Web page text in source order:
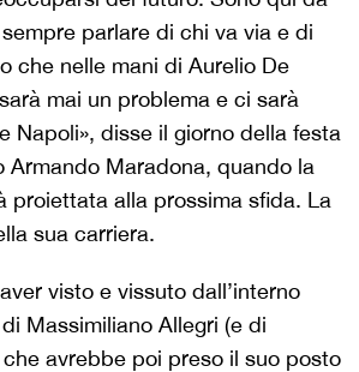
parlare di chi va via e di
che nelle mani di Aurelio De
mai un problema e ci sarà
Napoli», disse il giorno della festa
Armando Maradona, quando la
proiettata alla prossima sfida. La
sua carriera.
visto e vissuto dall’interno
Massimiliano Allegri (e di
avrebbe poi preso il suo posto